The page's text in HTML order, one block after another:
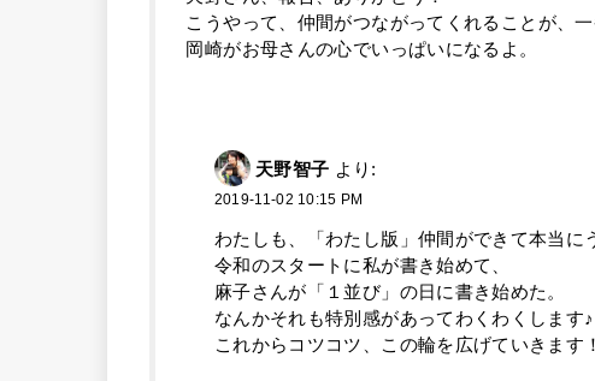
こうやって、仲間がつながってくれることが、一
岡崎がお母さんの心でいっぱいになるよ。
天野智子 より:
2019-11-02 10:15 PM
わたしも、「わたし版」仲間ができて本当に
令和のスタートに私が書き始めて、
麻子さんが「１並び」の日に書き始めた。
なんかそれも特別感があってわくわくします♪
これからコツコツ、この輪を広げていきます！